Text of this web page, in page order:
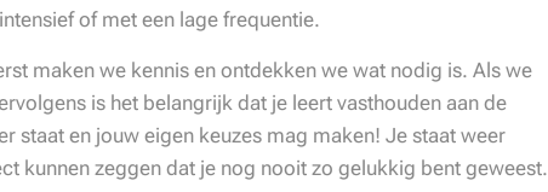
of met een lage frequentie.
maken we kennis en ontdekken we wat nodig is. Als we
is het belangrijk dat je leert vasthouden aan de
staat en jouw eigen keuzes mag maken! Je staat weer
kunnen zeggen dat je nog nooit zo gelukkig bent geweest.